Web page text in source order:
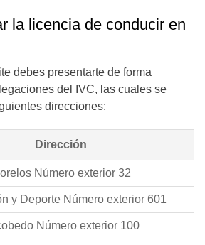
la licencia de conducir en
debes presentarte de forma
del IVC, las cuales se
direcciones:
Dirección
Número exterior 32
y Deporte Número exterior 601
Número exterior 100